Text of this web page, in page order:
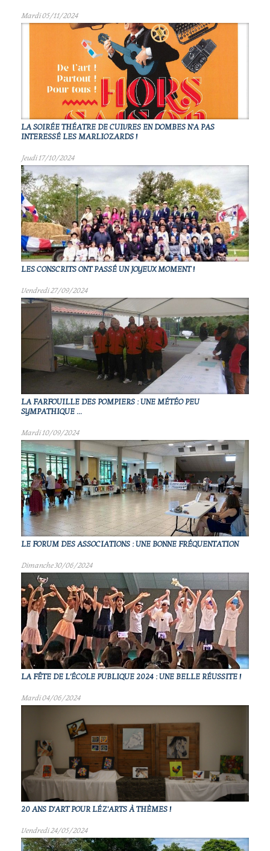
Mardi 05/11/2024
LA SOIRÉE THÉATRE DE CUIVRES EN DOMBES N'A PAS
INTERESSÉ LES MARLIOZARDS !
Jeudi 17/10/2024
LES CONSCRITS ONT PASSÉ UN JOYEUX MOMENT !
Vendredi 27/09/2024
LA FARFOUILLE DES POMPIERS : UNE MÉTÉO PEU
SYMPATHIQUE ...
Mardi 10/09/2024
LE FORUM DES ASSOCIATIONS : UNE BONNE FRÉQUENTATION
Dimanche 30/06/2024
LA FÊTE DE L'ÉCOLE PUBLIQUE 2024 : UNE BELLE RÉUSSITE !
Mardi 04/06/2024
20 ANS D'ART POUR LÉZ'ARTS À THÈMES !
Vendredi 24/05/2024